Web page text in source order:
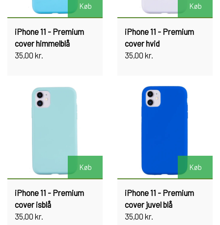
Køb
iPhone 11 - Premium
cover himmelblå
35,00 kr.
Køb
iPhone 11 - Premium
cover hvid
35,00 kr.
Køb
iPhone 11 - Premium
cover isblå
35,00 kr.
Køb
iPhone 11 - Premium
cover juvel blå
35,00 kr.